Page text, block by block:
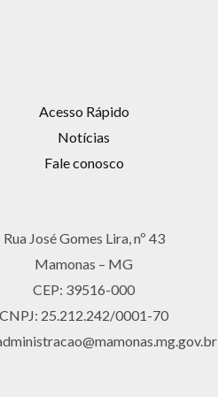
Acesso Rápido
Notícias
Fale conosco
Rua José Gomes Lira, nº 43
Mamonas – MG
CEP: 39516-000
CNPJ: 25.212.242/0001-70